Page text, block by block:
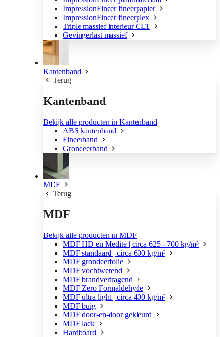
ImpressionFineer fineerpapier
ImpressionFineer fineerplex
Triple massief interieur CLT
Gevingerlast massief
Kantenband
Terug
Kantenband
Bekijk alle producten in Kantenband
ABS kantenband
Fineerband
Grondeerband
MDF
Terug
MDF
Bekijk alle producten in MDF
MDF HD en Medite | circa 625 - 700 kg/m³
MDF standaard | circa 600 kg/m³
MDF grondeerfolie
MDF vochtwerend
MDF brandvertragend
MDF Zero Formaldehyde
MDF ultra light | circa 400 kg/m³
MDF buig
MDF door-en-door gekleurd
MDF lack
Hardboard